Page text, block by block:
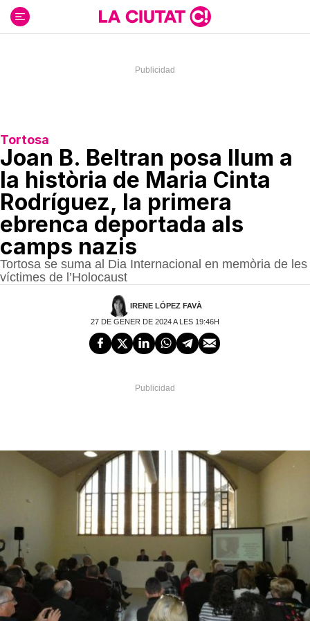
contenido
Tortosa
Joan B. Beltran posa llum a
la història de Maria Cinta
Rodríguez, la primera
ebrenca deportada als
camps nazis
Tortosa se suma al Dia Internacional en memòria de les
víctimes de l’Holocaust
IRENE LÓPEZ FAVÀ
27 DE GENER DE 2024 A LES 19:46H